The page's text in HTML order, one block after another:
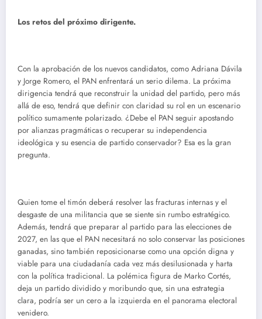
Los retos del próximo dirigente.
Con la aprobación de los nuevos candidatos, como Adriana Dávila
y Jorge Romero, el PAN enfrentará un serio dilema. La próxima
dirigencia tendrá que reconstruir la unidad del partido, pero más
allá de eso, tendrá que definir con claridad su rol en un escenario
político sumamente polarizado. ¿Debe el PAN seguir apostando
por alianzas pragmáticas o recuperar su independencia
ideológica y su esencia de partido conservador? Esa es la gran
pregunta.
Quien tome el timón deberá resolver las fracturas internas y el
desgaste de una militancia que se siente sin rumbo estratégico.
Además, tendrá que preparar al partido para las elecciones de
2027, en las que el PAN necesitará no solo conservar las posiciones
ganadas, sino también reposicionarse como una opción digna y
viable para una ciudadanía cada vez más desilusionada y harta
con la política tradicional. La polémica figura de Marko Cortés,
deja un partido dividido y moribundo que, sin una estrategia
clara, podría ser un cero a la izquierda en el panorama electoral
venidero.